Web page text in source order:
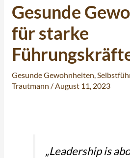
Gesunde
für starke
Gesunde Gewohnheiten
Trautmann / August 11, 2023
„Leadership is